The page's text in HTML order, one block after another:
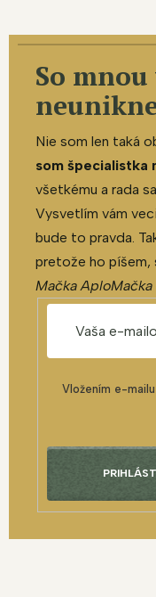
So
Nie som len taká
som špecialistka
všetkému a rada
Vysvetlím vám
bude to pravda.
pretože ho píšem,
Mačka AploMačka
Vložením e-